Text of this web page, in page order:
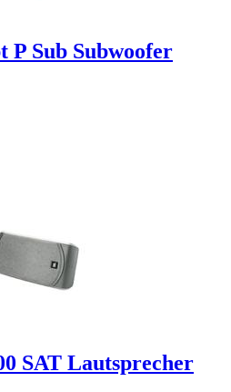
P Sub Subwoofer
SAT Lautsprecher